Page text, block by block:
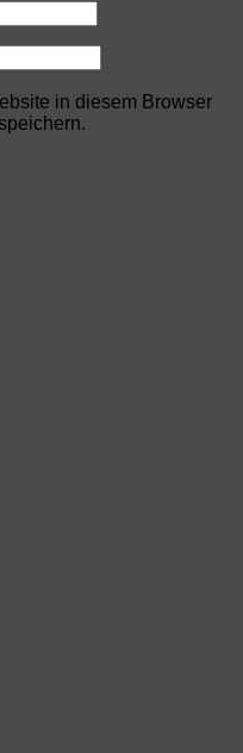
in diesem Browser